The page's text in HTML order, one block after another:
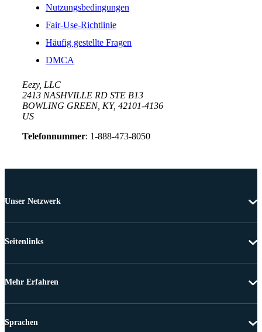
Nutzungsbedingungen
Fair-Use-Richtlinie
Häufig gestellte Fragen
DMCA
Eezy, LLC
2413 NASHVILLE RD STE B13
BOWLING GREEN, KY, 42101-4136
US
Telefonnummer: 1-888-473-8050
Unser Netzwerk
Seitenlinks
Mehr Erfahren
Sprachen